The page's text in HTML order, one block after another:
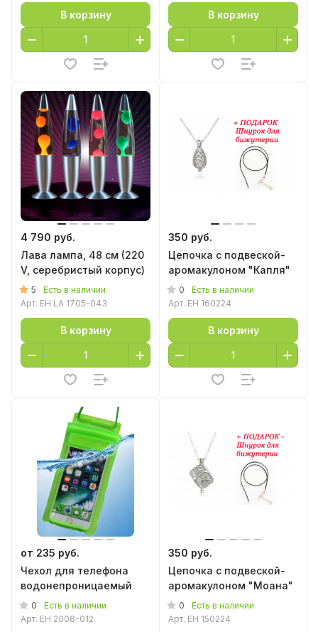
В корзину В корзину
4 790 руб.
Лава лампа, 48 см (220
V, серебристый корпус)
5
Есть в наличии
Арт. EH LA 1705-043
В корзину
350 руб.
Цепочка с подвеской-
аромакулоном "Капля"
0
Есть в наличии
Арт. EH 160224
В корзину
от 235 руб.
Чехол для телефона
водонепроницаемый
0
Есть в наличии
Арт. EH 2008-012
350 руб.
Цепочка с подвеской-
аромакулоном "Моана"
0
Есть в наличии
Арт. EH 150224